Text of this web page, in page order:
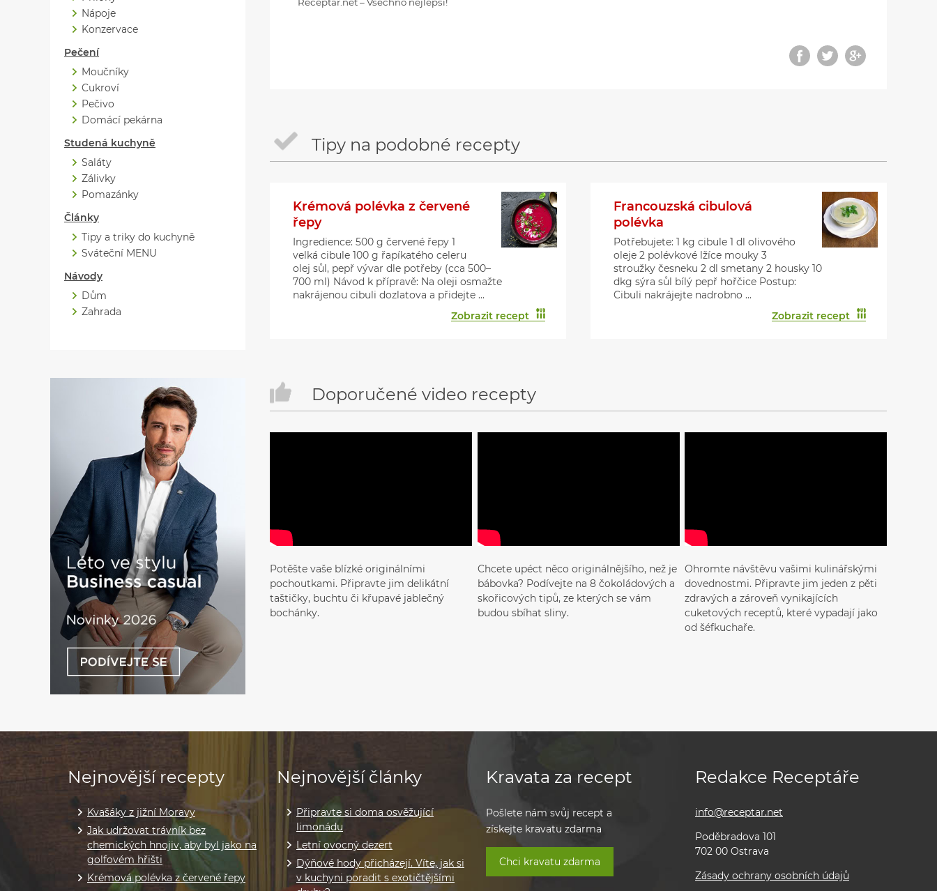
Nápoje
Konzervace
Pečení
Moučníky
Cukroví
Pečivo
Domácí pekárna
Studená kuchyně
Saláty
Zálivky
Pomazánky
Články
Tipy a triky do kuchyně
Sváteční MENU
Návody
Dům
Zahrada
Tipy na podobné recepty
Krémová polévka z červené
řepy
Ingredience: 500 g červené řepy 1
velká cibule 100 g řapíkatého celeru
olej sůl, pepř vývar dle potřeby (cca 500–
700 ml) Návod k přípravě: Na oleji osmažte
nakrájenou cibuli dozlatova a přidejte ...
Zobrazit recept
Francouzská cibulová
polévka
Potřebujete: 1 kg cibule 1 dl olivového
oleje 2 polévkové lžíce mouky 3
stroužky česneku 2 dl smetany 2 housky 10
dkg sýra sůl bílý pepř hořčice Postup:
Cibuli nakrájejte nadrobno ...
Zobrazit recept
Doporučené video recepty
Potěšte vaše blízké originálními
pochoutkami. Připravte jim delikátní
taštičky, buchtu či křupavé jablečný
bochánky.
Chcete upéct něco originálnějšího, než je
bábovka? Podívejte na 8 čokoládových a
skořicových tipů, ze kterých se vám
budou sbíhat sliny.
Ohromte návštěvu vašimi kulinářskými
dovednostmi. Připravte jim jeden z pěti
zdravých a zároveň vynikajících
cuketových receptů, které vypadají jako
od šéfkuchaře.
Nejnovější recepty
Kvašáky z jižní Moravy
Jak udržovat trávník bez
chemických hnojiv, aby byl jako na
golfovém hřišti
Krémová polévka z červené řepy
Nejnovější články
Připravte si doma osvěžující
limonádu
Letní ovocný dezert
Dýňové hody přicházejí. Víte, jak si
v kuchyni poradit s exotičtějšími
Kravata za recept
Pošlete nám svůj recept a
získejte kravatu zdarma
Chci kravatu zdarma
Redakce Receptáře
info@receptar.net
Poděbradova 101
702 00 Ostrava
Zásady ochrany osobních údajů